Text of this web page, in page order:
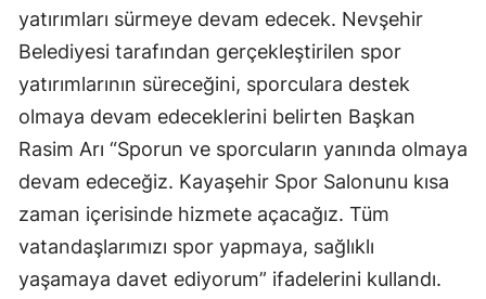
yatırımları sürmeye devam edecek. Nevşehir
Belediyesi tarafından gerçekleştirilen spor
yatırımlarının süreceğini, sporculara destek
olmaya devam edeceklerini belirten Başkan
Rasim Arı “Sporun ve sporcuların yanında olmaya
devam edeceğiz. Kayaşehir Spor Salonunu kısa
zaman içerisinde hizmete açacağız. Tüm
vatandaşlarımızı spor yapmaya, sağlıklı
yaşamaya davet ediyorum” ifadelerini kullandı.